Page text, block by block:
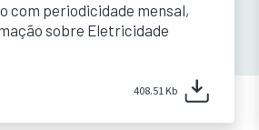
com periodicidade mensal,
sobre Eletricidade
408.51 Kb